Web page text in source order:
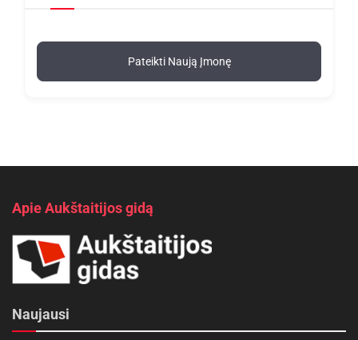
Pateikti Naują Įmonę
Apie Aukštaitijos gidą
Naujausi